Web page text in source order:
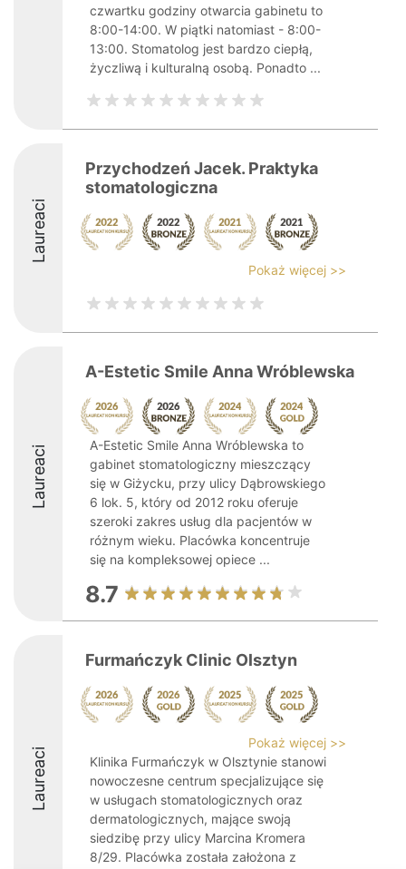
czwartku godziny otwarcia gabinetu to
8:00-14:00. W piątki natomiast - 8:00-
13:00. Stomatolog jest bardzo ciepłą,
życzliwą i kulturalną osobą. Ponadto ...
Laureaci
Przychodzeń Jacek. Praktyka
stomatologiczna
Pokaż więcej >>
Laureaci
A-Estetic Smile Anna Wróblewska
A-Estetic Smile Anna Wróblewska to
gabinet stomatologiczny mieszczący
się w Giżycku, przy ulicy Dąbrowskiego
6 lok. 5, który od 2012 roku oferuje
szeroki zakres usług dla pacjentów w
różnym wieku. Placówka koncentruje
się na kompleksowej opiece ...
8.7
Laureaci
Furmańczyk Clinic Olsztyn
Pokaż więcej >>
Klinika Furmańczyk w Olsztynie stanowi
nowoczesne centrum specjalizujące się
w usługach stomatologicznych oraz
dermatologicznych, mające swoją
siedzibę przy ulicy Marcina Kromera
8/29. Placówka została założona z